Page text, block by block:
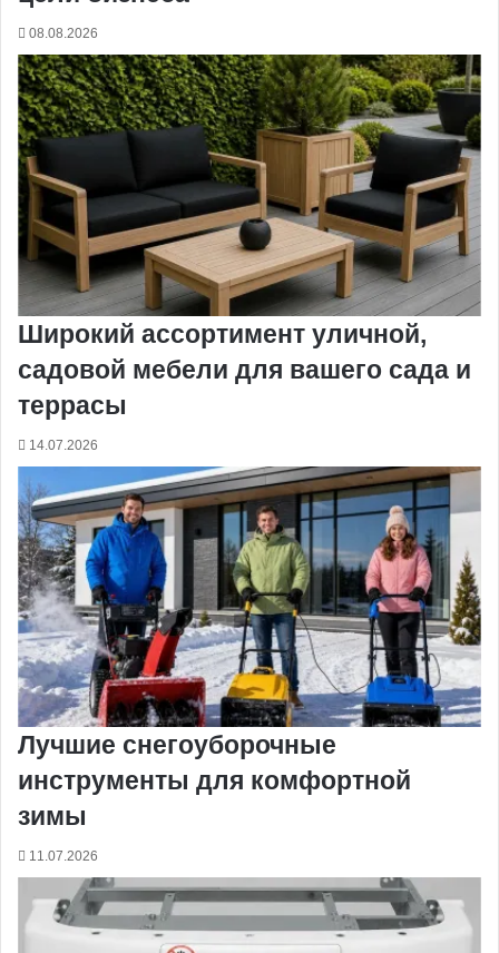
08.08.2026
Широкий ассортимент уличной,
садовой мебели для вашего сада и
террасы
14.07.2026
Лучшие снегоуборочные
инструменты для комфортной
зимы
11.07.2026